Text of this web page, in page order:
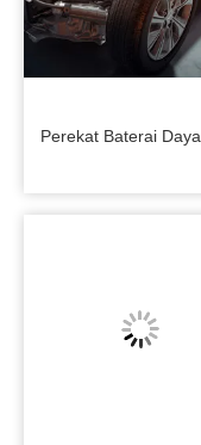
Perekat Baterai Daya